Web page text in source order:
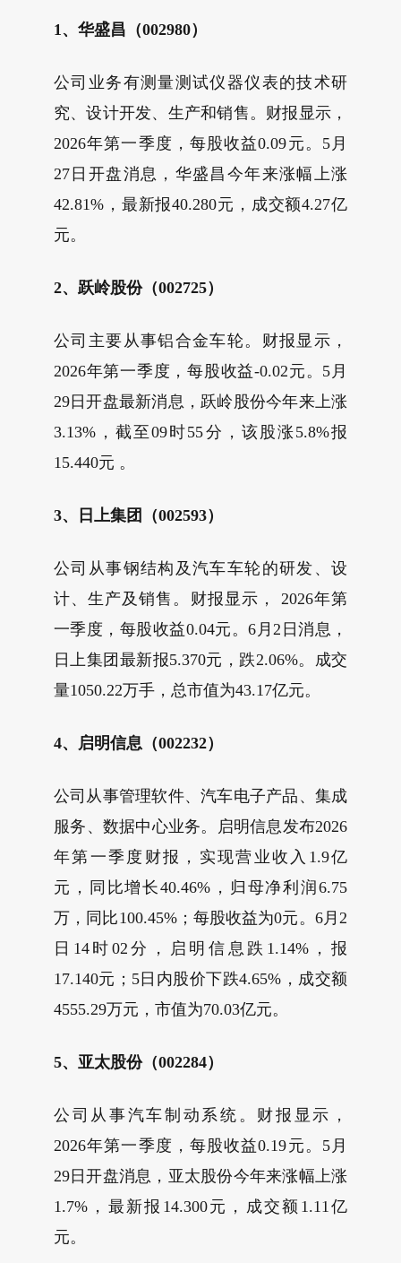
1、华盛昌（002980）
公司业务有测量测试仪器仪表的技术研
究、设计开发、生产和销售。财报显示，
2026年第一季度，每股收益0.09元。5月
27日开盘消息，华盛昌今年来涨幅上涨
42.81%，最新报40.280元，成交额4.27亿
元。
2、跃岭股份（002725）
公司主要从事铝合金车轮。财报显示，
2026年第一季度，每股收益-0.02元。5月
29日开盘最新消息，跃岭股份今年来上涨
3.13%，截至09时55分，该股涨5.8%报
15.440元 。
3、日上集团（002593）
公司从事钢结构及汽车车轮的研发、设
计、生产及销售。财报显示， 2026年第
一季度，每股收益0.04元。6月2日消息，
日上集团最新报5.370元，跌2.06%。成交
量1050.22万手，总市值为43.17亿元。
4、启明信息（002232）
公司从事管理软件、汽车电子产品、集成
服务、数据中心业务。启明信息发布2026
年第一季度财报，实现营业收入1.9亿
元，同比增长40.46%，归母净利润6.75
万，同比100.45%；每股收益为0元。6月2
日14时02分，启明信息跌1.14%，报
17.140元；5日内股价下跌4.65%，成交额
4555.29万元，市值为70.03亿元。
5、亚太股份（002284）
公司从事汽车制动系统。财报显示，
2026年第一季度，每股收益0.19元。5月
29日开盘消息，亚太股份今年来涨幅上涨
1.7%，最新报14.300元，成交额1.11亿
元。